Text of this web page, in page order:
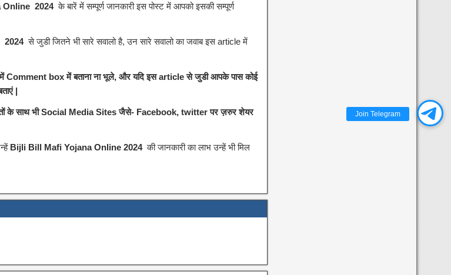
Join Telegram
Online 2024के बारें में सम्पूर्ण जानकारी इस पोस्ट में आपको इसकी सम्पूर्ण
2024से जुडी जितने भी सारे सवालो है, उन सारे सवालो का जवाब इस article में
Comment box में बताना ना भूले, और यदि इस article से जुडी आपके पास कोई
|
के साथ भी Social Media Sites जैसे- Facebook, twitter पर ज़रुर शेयर
Bijli Bill Mafi Yojana Online 2024की जानकारी का लाभ उन्हें भी मिल